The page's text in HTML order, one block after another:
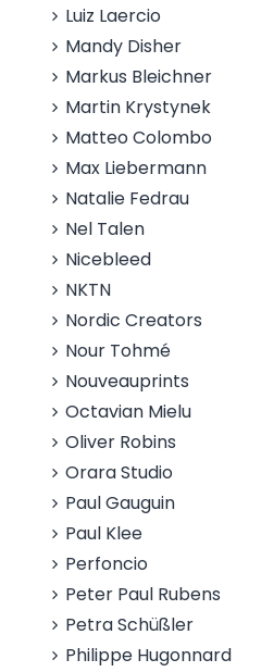
Luiz Laercio
Mandy Disher
Markus Bleichner
Martin Krystynek
Matteo Colombo
Max Liebermann
Natalie Fedrau
Nel Talen
Nicebleed
NKTN
Nordic Creators
Nour Tohmé
Nouveauprints
Octavian Mielu
Oliver Robins
Orara Studio
Paul Gauguin
Paul Klee
Perfoncio
Peter Paul Rubens
Petra Schüßler
Philippe Hugonnard